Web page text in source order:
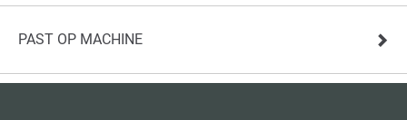
PAST OP MACHINE